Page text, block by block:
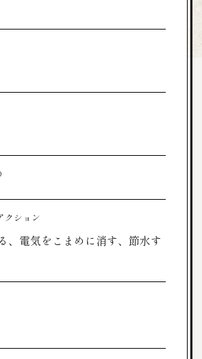
クション
、電気をこまめに消す、節水す